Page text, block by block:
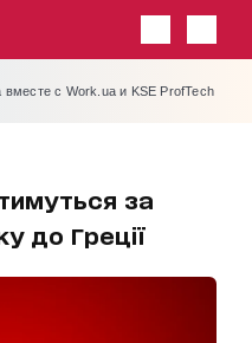
с Work.ua и KSE ProfTech
за
до Греції